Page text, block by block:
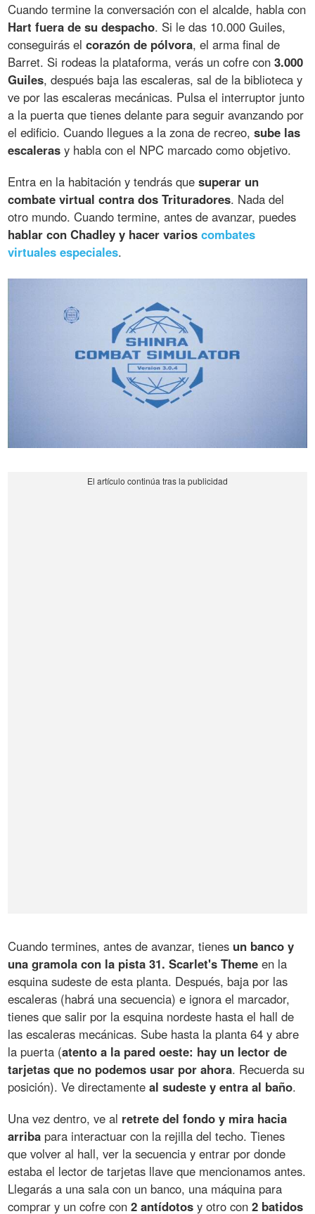
Cuando termine la conversación con el alcalde, habla con
Hart fuera de su despacho. Si le das 10.000 Guiles,
conseguirás elcorazón de pólvora, el arma final de
Barret. Si rodeas la plataforma, verás un cofre con3.000
Guiles, después baja las escaleras, sal de la biblioteca y
ve por las escaleras mecánicas. Pulsa el interruptor junto
a la puerta que tienes delante para seguir avanzando por
el edificio. Cuando llegues a la zona de recreo,sube las
escaleras y habla con el NPC marcado como objetivo.
Entra en la habitación y tendrás quesuperar un
combate virtual contra dos Trituradores. Nada del
otro mundo. Cuando termine, antes de avanzar, puedes
hablar con Chadley y hacer varioscombates
virtuales especiales.
Cuando termines, antes de avanzar, tienes un banco y
una gramola con la pista 31. Scarlet's Theme en la
esquina sudeste de esta planta. Después, baja por las
escaleras (habrá una secuencia) e ignora el marcador,
tienes que salir por la esquina nordeste hasta el hall de
las escaleras mecánicas. Sube hasta la planta 64 y abre
la puerta (atento a la pared oeste: hay un lector de
tarjetas que no podemos usar por ahora. Recuerda su
posición). Ve directamenteal sudeste y entra al baño.
Una vez dentro, ve al retrete del fondo y mira hacia
arriba para interactuar con la rejilla del techo. Tienes
que volver al hall, ver la secuencia y entrar por donde
estaba el lector de tarjetas llave que mencionamos antes.
Llegarás a una sala con un banco, una máquina para
comprar y un cofre con2 antídotos y otro con2 batidos